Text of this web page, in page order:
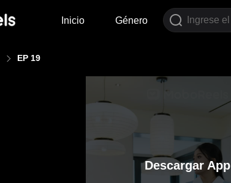
Inicio Género
EP 19
Descargar App